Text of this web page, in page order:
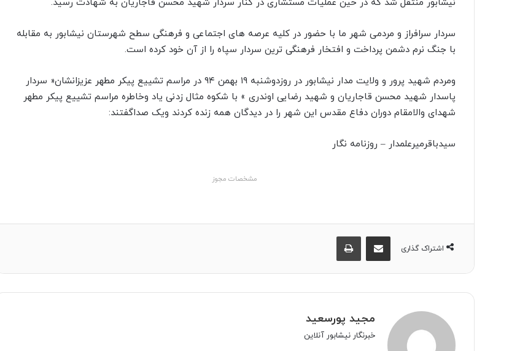
سردار سرافراز و مردمی شهر ما با حضور در کلیه عرصه های اجتماعی و فرهنگی سطح شهرستان نیشابور به مقابله
با جنگ نرم دشمن پرداخت و افتخار فرهنگی ترین سردار سپاه را از آن خود کرده است.
ومردم شهید پرور و ولایت مدار نیشابور در روزدوشنبه ۱۹ بهمن ۹۴ در مراسم تشییع پیکر مطهر عزیزانشان« سردار
پاسدار شهید محسن قاجاریان و شهید رضایی اوندری » با شکوه مثال زدنی یاد وخاطره مراسم تشییع پیکر مطهر
شهدای والامقام دوران دفاع مقدس این شهر را در دیدگان همه زنده کردند ویک صداگفتند:
سیدباقرمیرعلمدار – روزنامه نگار
مشخصات مجوز
اشتراک گذاری
مجید پورسعید
خبرنگار نیشابور آنلاین